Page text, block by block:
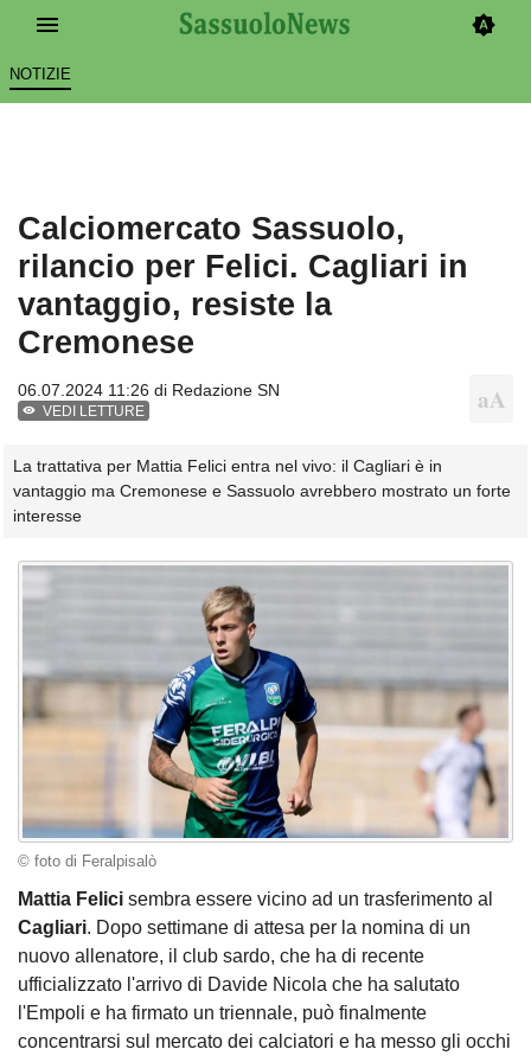
NOTIZIE
Calciomercato Sassuolo,
rilancio per Felici. Cagliari in
vantaggio, resiste la
Cremonese
06.07.2024 11:26 di Redazione SN
VEDI LETTURE
La trattativa per Mattia Felici entra nel vivo: il Cagliari è in
vantaggio ma Cremonese e Sassuolo avrebbero mostrato un forte
interesse
© foto di Feralpisalò
Mattia Felici sembra essere vicino ad un trasferimento al
Cagliari. Dopo settimane di attesa per la nomina di un
nuovo allenatore, il club sardo, che ha di recente
ufficializzato l'arrivo di Davide Nicola che ha salutato
l'Empoli e ha firmato un triennale, può finalmente
concentrarsi sul mercato dei calciatori e ha messo gli occhi